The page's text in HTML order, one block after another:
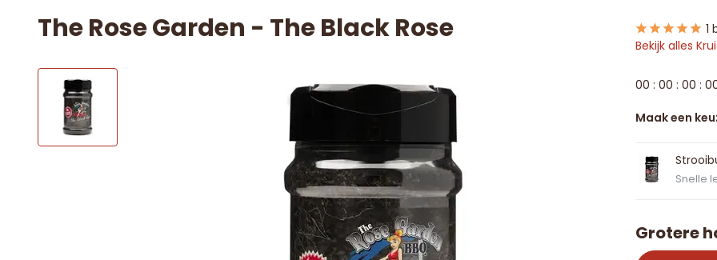
The Rose Garden - The Black Rose
1
Bekijk alles
00 : 00 : 00 : 0
Maak een
Snelle
Grotere